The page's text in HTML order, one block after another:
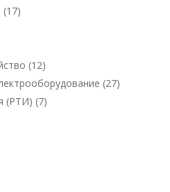
(12)
(27)
(РТИ) (7)